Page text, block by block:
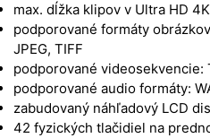
max. dĺžka klipov v Ultra HD
podporované formáty
JPEG, TIFF
podporované videosekvencie:
podporované audio formáty:
zabudovaný náhľadový LCD
42 fyzických tlačidiel na